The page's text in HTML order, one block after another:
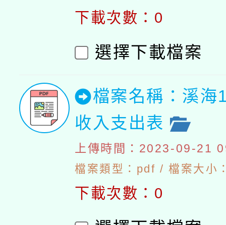
下載次數：0
選擇下載檔案
檔案名稱：溪海
收入支出表
上傳時間：2023-09-21
檔案類型：pdf / 檔案大小
下載次數：0